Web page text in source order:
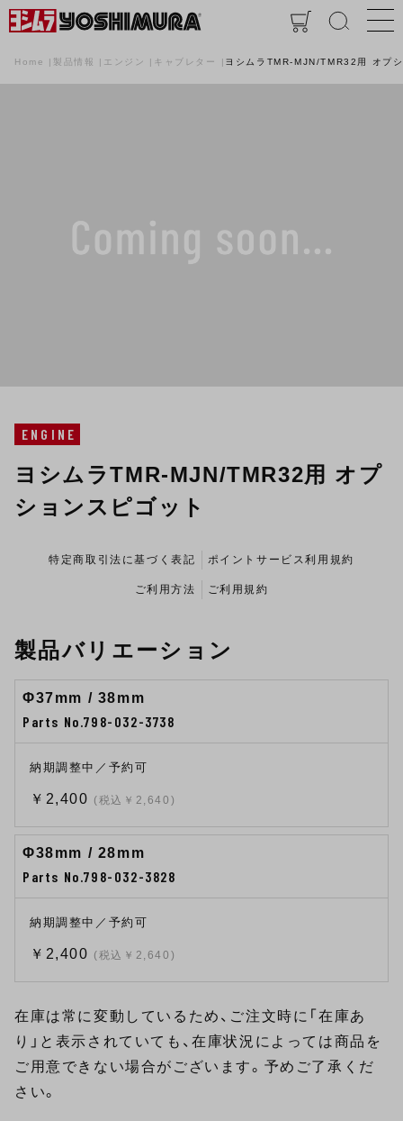
Home 製品情報 エンジン キャブレター ヨシムラTMR-MJN/TMR32用 オプ
ENGINE
ヨシムラTMR-MJN/TMR32用 オプ
ションスピゴット
特定商取引法に基づく表記 ポイントサービス利用規約
ご利用方法 ご利用規約
製品バリエーション
Φ37mm / 38mm
Parts No.798-032-3738
納期調整中／予約可
￥2,400 (税込￥2,640)
Φ38mm / 28mm
Parts No.798-032-3828
納期調整中／予約可
￥2,400 (税込￥2,640)
在庫は常に変動しているため、ご注文時に「在庫あ
り」と表示されていても、在庫状況によっては商品を
ご用意できない場合がございます。予めご了承くだ
さい。